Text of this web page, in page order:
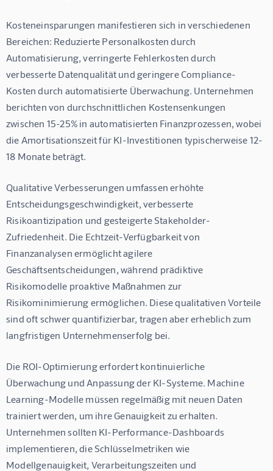
Kosteneinsparungen manifestieren sich in verschiedenen
Bereichen: Reduzierte Personalkosten durch
Automatisierung, verringerte Fehlerkosten durch
verbesserte Datenqualität und geringere Compliance-
Kosten durch automatisierte Überwachung. Unternehmen
berichten von durchschnittlichen Kostensenkungen
zwischen 15-25% in automatisierten Finanzprozessen, wobei
die Amortisationszeit für KI-Investitionen typischerweise 12-
18 Monate beträgt.
Qualitative Verbesserungen umfassen erhöhte
Entscheidungsgeschwindigkeit, verbesserte
Risikoantizipation und gesteigerte Stakeholder-
Zufriedenheit. Die Echtzeit-Verfügbarkeit von
Finanzanalysen ermöglicht agilere
Geschäftsentscheidungen, während prädiktive
Risikomodelle proaktive Maßnahmen zur
Risikominimierung ermöglichen. Diese qualitativen Vorteile
sind oft schwer quantifizierbar, tragen aber erheblich zum
langfristigen Unternehmenserfolg bei.
Die ROI-Optimierung erfordert kontinuierliche
Überwachung und Anpassung der KI-Systeme. Machine
Learning-Modelle müssen regelmäßig mit neuen Daten
trainiert werden, um ihre Genauigkeit zu erhalten.
Unternehmen sollten KI-Performance-Dashboards
implementieren, die Schlüsselmetriken wie
Modellgenauigkeit, Verarbeitungszeiten und